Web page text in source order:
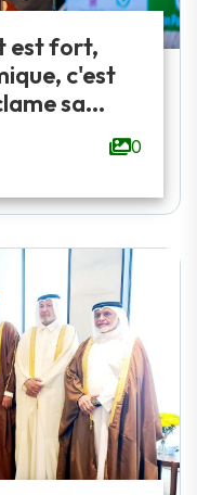
est fort,
c'est
sa...
0